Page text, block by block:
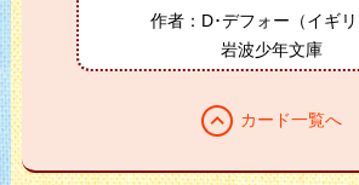
作者：D･デフォー（イギリ
岩波少年文庫
expand_less カード一覧へ